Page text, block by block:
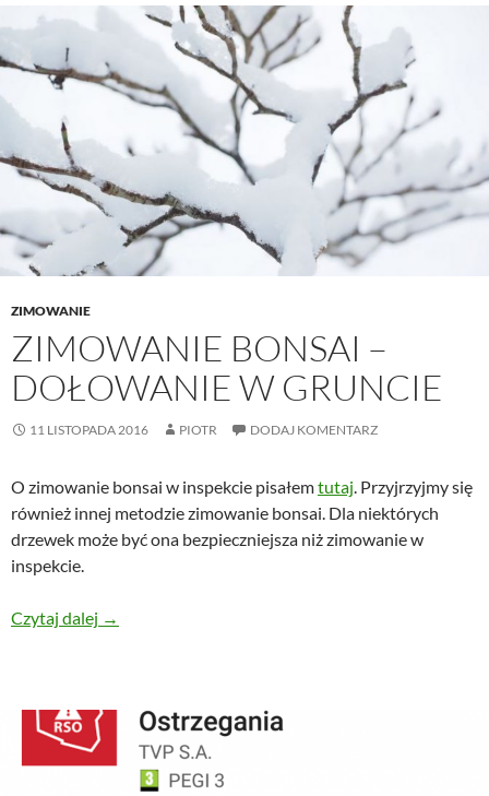
ZIMOWANIE
ZIMOWANIE BONSAI –
DOŁOWANIE W GRUNCIE
11 LISTOPADA 2016 PIOTR DODAJ KOMENTARZ
O zimowanie bonsai w inspekcie pisałemtutaj. Przyjrzyjmy się
również innej metodzie zimowanie bonsai. Dla niektórych
drzewek może być ona bezpieczniejsza niż zimowanie w
inspekcie.
Czytaj dalej Zimowanie bonsai – dołowanie w gruncie
→